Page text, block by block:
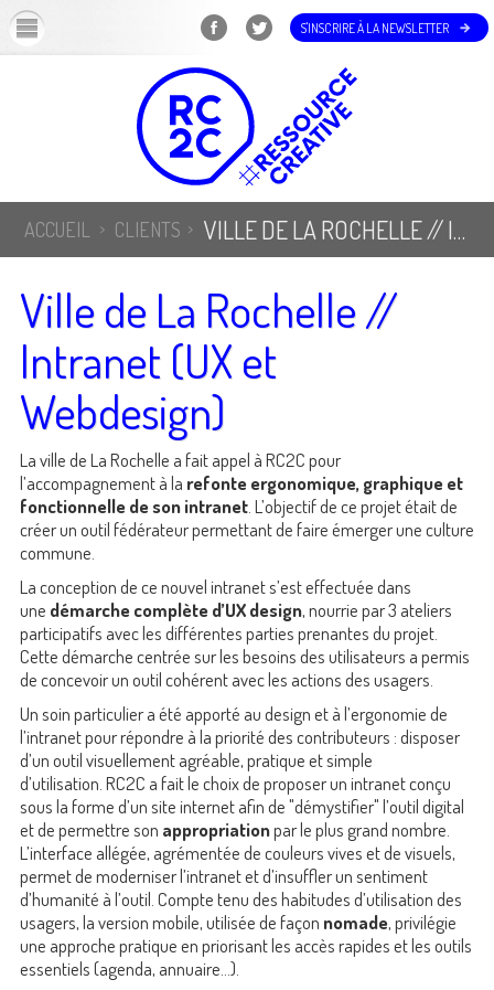
S'INSCRIRE À LA NEWSLETTER
ACCUEIL CLIENTS VILLE DE LA ROCHELLE // INTRANET (UX ET WEBDESIGN)
Ville de La Rochelle //
Intranet (UX et
Webdesign)
La ville de La Rochelle a fait appel à RC2C pour
l’accompagnement à la refonte ergonomique, graphique et
fonctionnelle de son intranet. L’objectif de ce projet était de
créer un outil fédérateur permettant de faire émerger une culture
commune.
La conception de ce nouvel intranet s’est effectuée dans
une démarche complète d’UX design, nourrie par 3 ateliers
participatifs avec les différentes parties prenantes du projet.
Cette démarche centrée sur les besoins des utilisateurs a permis
de concevoir un outil cohérent avec les actions des usagers.
Un soin particulier a été apporté au design et à l’ergonomie de
l’intranet pour répondre à la priorité des contributeurs : disposer
d’un outil visuellement agréable, pratique et simple
d’utilisation. RC2C a fait le choix de proposer un intranet conçu
sous la forme d’un site internet afin de "démystifier" l’outil digital
et de permettre son appropriationpar le plus grand nombre.
L’interface allégée, agrémentée de couleurs vives et de visuels,
permet de moderniser l’intranet et d’insuffler un sentiment
d’humanité à l’outil. Compte tenu des habitudes d’utilisation des
usagers, la version mobile, utilisée de façon nomade, privilégie
une approche pratique en priorisant les accès rapides et les outils
essentiels (agenda, annuaire…).